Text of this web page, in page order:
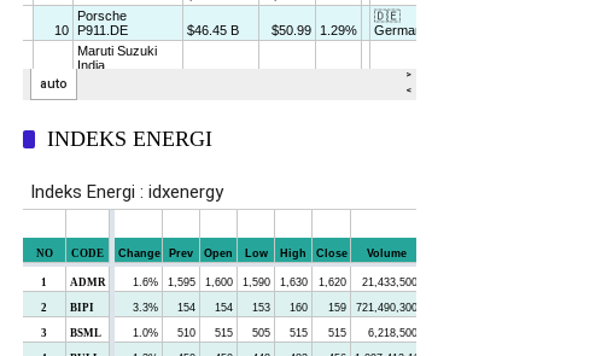
INDEKS ENERGI